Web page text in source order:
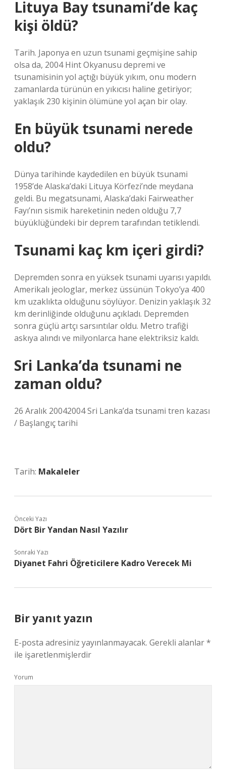
Lituya Bay tsunami’de kaç
kişi öldü?
Tarih. Japonya en uzun tsunami geçmişine sahip
olsa da, 2004 Hint Okyanusu depremi ve
tsunamisinin yol açtığı büyük yıkım, onu modern
zamanlarda türünün en yıkıcısı haline getiriyor;
yaklaşık 230 kişinin ölümüne yol açan bir olay.
En büyük tsunami nerede
oldu?
Dünya tarihinde kaydedilen en büyük tsunami
1958’de Alaska’daki Lituya Körfezi’nde meydana
geldi. Bu megatsunami, Alaska’daki Fairweather
Fayı’nın sismik hareketinin neden olduğu 7,7
büyüklüğündeki bir deprem tarafından tetiklendi.
Tsunami kaç km içeri girdi?
Depremden sonra en yüksek tsunami uyarısı yapıldı.
Amerikalı jeologlar, merkez üssünün Tokyo’ya 400
km uzaklıkta olduğunu söylüyor. Denizin yaklaşık 32
km derinliğinde olduğunu açıkladı. Depremden
sonra güçlü artçı sarsıntılar oldu. Metro trafiği
askıya alındı ​​ve milyonlarca hane elektriksiz kaldı.
Sri Lanka’da tsunami ne
zaman oldu?
26 Aralık 20042004 Sri Lanka’da tsunami tren kazası
/ Başlangıç ​​tarihi
Tarih: Makaleler
Önceki Yazı
Dört Bir Yandan Nasıl Yazılır
Sonraki Yazı
Diyanet Fahri Öğreticilere Kadro Verecek Mi
Bir yanıt yazın
E-posta adresiniz yayınlanmayacak. Gerekli alanlar*
ile işaretlenmişlerdir
Yorum